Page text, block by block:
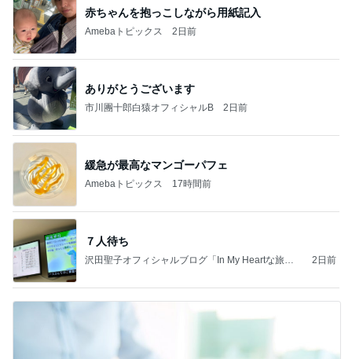
赤ちゃんを抱っこしながら用紙記入
Amebaトピックス 2日前
ありがとうございます
市川團十郎白猿オフィシャルB 2日前
緩急が最高なマンゴーパフェ
Amebaトピックス 17時間前
７人待ち
沢田聖子オフィシャルブログ「In My Heartな旅日
2日前